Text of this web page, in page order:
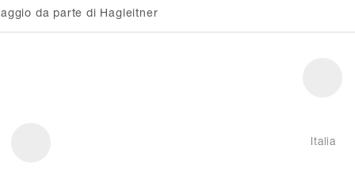
da parte di Hagleitner
Italia